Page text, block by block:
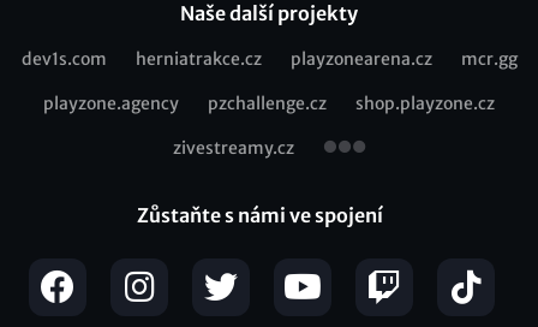
Naše další projekty
Recommended
dev1s.com herniatrakce.cz playzonearena.cz mcr.gg
playzone.agency pzchallenge.cz shop.playzone.cz
zivestreamy.cz
Zůstaňte s námi ve spojení